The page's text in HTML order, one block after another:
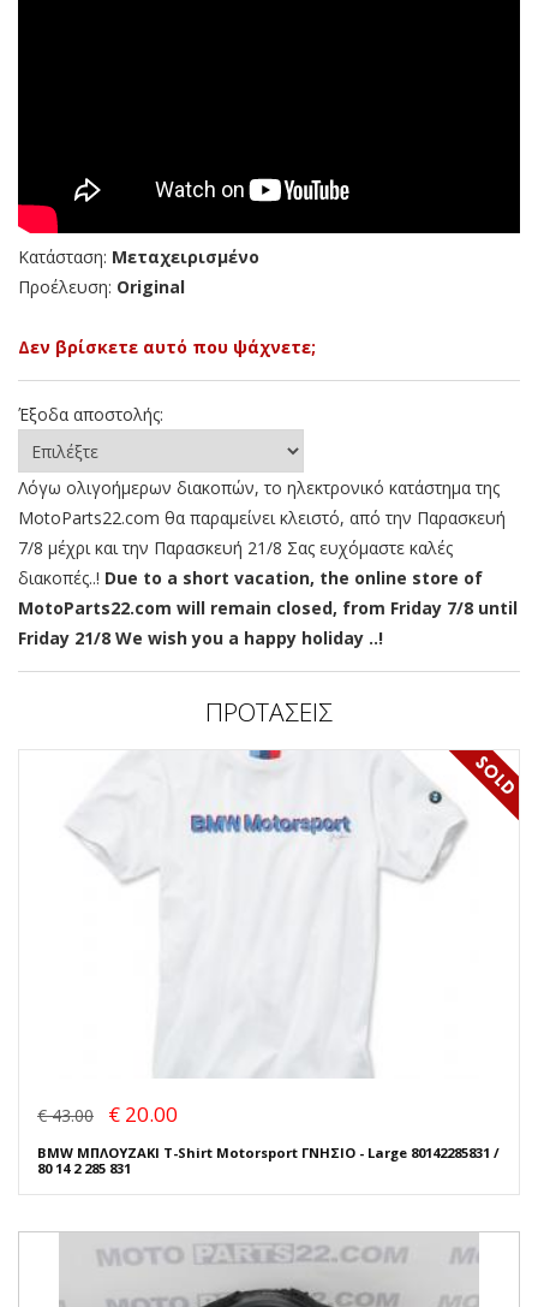
Κατάσταση: Μεταχειρισμένο
Προέλευση: Original
Δεν βρίσκετε αυτό που ψάχνετε;
Έξοδα αποστολής:
Λόγω ολιγοήμερων διακοπών, το ηλεκτρονικό κατάστημα της
MotoParts22.com θα παραμείνει κλειστό, από την Παρασκευή
7/8 μέχρι και την Παρασκευή 21/8 Σας ευχόμαστε καλές
διακοπές..! Due to a short vacation, the online store of
MotoParts22.com will remain closed, from Friday 7/8 until
Friday 21/8 We wish you a happy holiday ..!
ΠΡΟΤΑΣΕΙΣ
€ 43.00 € 20.00
BMW ΜΠΛΟΥΖΑΚΙ T-Shirt Motorsport ΓΝΗΣΙΟ - Large 80142285831 /
80 14 2 285 831